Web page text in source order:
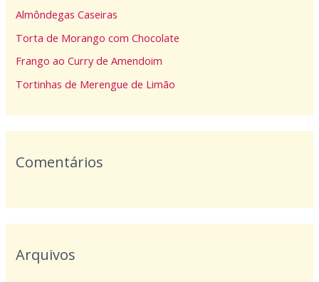
a
r
p
o
:
Almôndegas Caseiras
Torta de Morango com Chocolate
Frango ao Curry de Amendoim
Tortinhas de Merengue de Limão
Comentários
Arquivos